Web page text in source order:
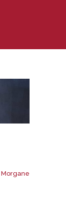
Morgane